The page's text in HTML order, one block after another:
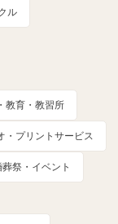
ル
教育・教習所
・プリントサービス
祭・イベント